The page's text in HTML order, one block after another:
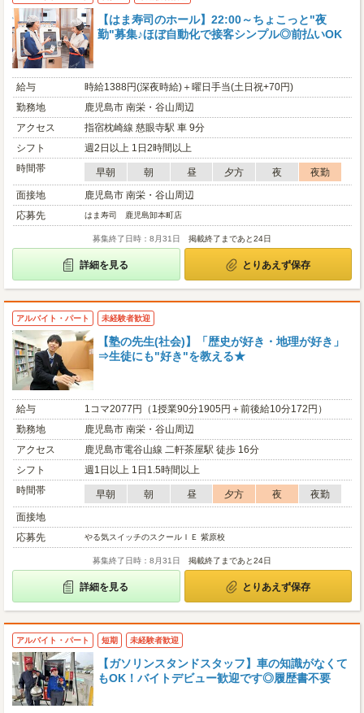
【はま寿司のホール】22:00～ちょこっと"夜
勤"募集♪ほぼ自動化で接客シンプル◎前払いOK
給与
時給1388円(深夜時給)＋曜日手当(土日祝+70円)
勤務地
鹿児島市 南栄・谷山周辺
アクセス
指宿枕崎線 慈眼寺駅 車 9分
シフト
週2日以上 1日2時間以上
時間帯
早朝 朝 昼 夕方 夜
夜勤
面接地
鹿児島市 南栄・谷山周辺
応募先
はま寿司 鹿児島卸本町店
募集終了日時：8月31日 掲載終了まであと24日
詳細を見る とりあえず保存
アルバイト・パート 未経験者歓迎
【塾の先生(社会)】「歴史が好き・地理が好き」
⇒生徒にも"好き"を教える★
給与
1コマ2077円（1授業90分1905円＋前後給10分172円）
勤務地
鹿児島市 南栄・谷山周辺
アクセス
鹿児島市電谷山線 二軒茶屋駅 徒歩 16分
シフト
週1日以上 1日1.5時間以上
時間帯
早朝 朝 昼 夕方 夜
夜勤
面接地
応募先
やる気スイッチのスクールＩＥ 紫原校
募集終了日時：8月31日 掲載終了まであと24日
詳細を見る とりあえず保存
アルバイト・パート 短期 未経験者歓迎
【ガソリンスタンドスタッフ】車の知識がなくて
もOK！バイトデビュー歓迎です◎履歴書不要